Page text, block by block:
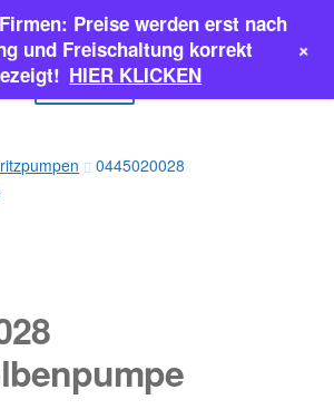
Menü
0445020028
Preise werden erst nach
und Freischaltung korrekt
HIER KLICKEN
+